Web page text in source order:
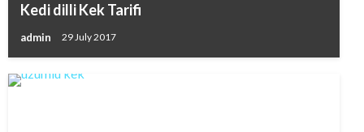
Kedi dilli Kek Tarifi
admin 29 July 2017